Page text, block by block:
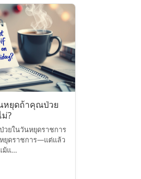
หยุดถ้าคุณป่วย
?
วยในวันหยุดราชการ
ยุดราชการ—แต่แล้ว
ม้แ...